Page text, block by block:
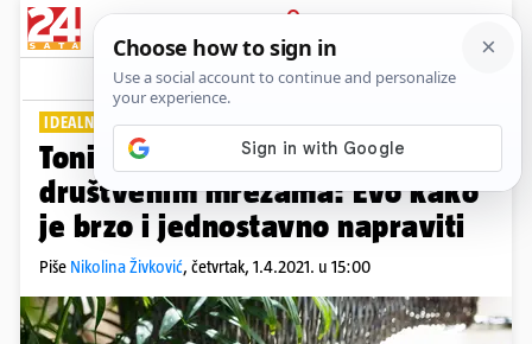
PRIJAVA
Lifestyle Komentari
IDEALNA ZA TOPLE DANE
Tonik kava novi je trend na
društvenim mrežama: Evo kako
je brzo i jednostavno napraviti
Piše Nikolina Živković, četvrtak, 1.4.2021. u 15:00